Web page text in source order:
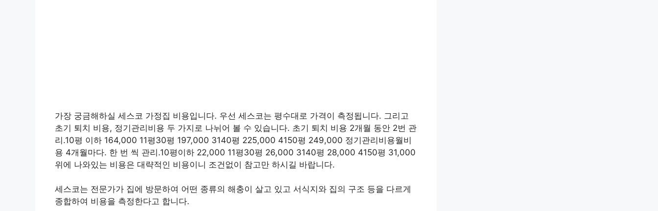
가장 궁금해하실 세스코 가정집 비용입니다. 우선 세스코는 평수대로 가격이 측정됩니다. 그리고
초기 퇴치 비용, 정기관리비용 두 가지로 나뉘어 볼 수 있습니다. 초기 퇴치 비용 2개월 동안 2번 관
리.10평 이하 164,000 11평30평 197,000 3140평 225,000 4150평 249,000 정기관리비용월비
용 4개월마다. 한 번 씩 관리.10평이하 22,000 11평30평 26,000 3140평 28,000 4150평 31,000
위에 나와있는 비용은 대략적인 비용이니 조건없이 참고만 하시길 바랍니다.
세스코는 전문가가 집에 방문하여 어떤 종류의 해충이 살고 있고 서식지와 집의 구조 등을 다르게
종합하여 비용을 측정한다고 합니다.